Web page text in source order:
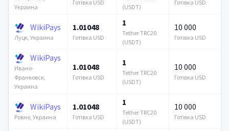
Украина
Готівка USD
(USDT)
Готівка USD
WikiPays
Луцк, Украина
1.01048
Готівка USD
1
Tether TRC20
(USDT)
10 000
Готівка USD
WikiPays
Ивано-
Франковск,
Украина
1.01048
Готівка USD
1
Tether TRC20
(USDT)
10 000
Готівка USD
WikiPays
Ровно, Украина
1.01048
Готівка USD
1
Tether TRC20
(USDT)
10 000
Готівка USD